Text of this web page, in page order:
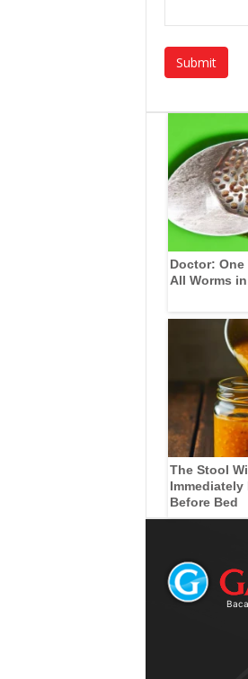
Doctor:
All Worms
The Stool
Immediately
Before Bed